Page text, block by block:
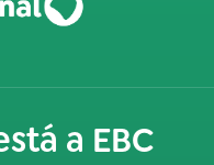
a EBC